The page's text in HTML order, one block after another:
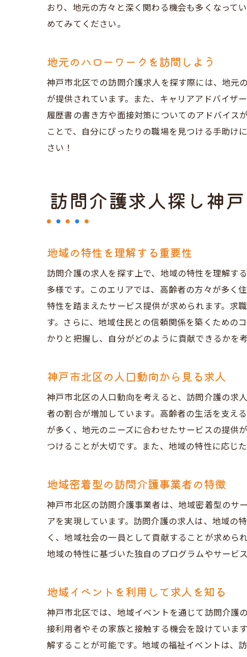
おり、地元の方々と深く関わる機会も多くなって
めてみてください。
地元のハローワークを訪問しよう
神戸市北区での訪問介護求人を探す際には、地元
が提供されています。また、キャリアアドバイザ
履歴書の書き方や面接対策についてのアドバイス
ことで、自分にぴったりの職場を見つける手助け
さい！
訪問介護求人探し神
地域の特性を理解する重要性
訪問介護の求人を探す上で、地域の特性を理解す
多様です。このエリアでは、高齢者の方々が多く
特性を踏まえたサービス提供が求められます。求
す。さらに、地域住民との信頼関係を築くための
かりと把握し、自分がどのように貢献できるかを考
神戸市北区の人口動向から見る求人
神戸市北区の人口動向を考えると、訪問介護の求
者の割合が増加しています。高齢者の生活を支え
が多く、地元のニーズに合わせたサービスの提供
つけることが大切です。また、地域の特性に応じ
地域密着型の訪問介護事業者の特徴
神戸市北区の訪問介護事業者は、地域密着型のサ
アを実現しています。訪問介護の求人は、地域の
く、地域社会の一員として貢献することが求めら
地域の特性に基づいた独自のプログラムやサービ
地域イベントを利用して求人を知る
神戸市北区では、地域イベントを通じて訪問介護
接利用者やその家族と接触する機会を設けていま
解することが可能です。地域の福祉イベントは、